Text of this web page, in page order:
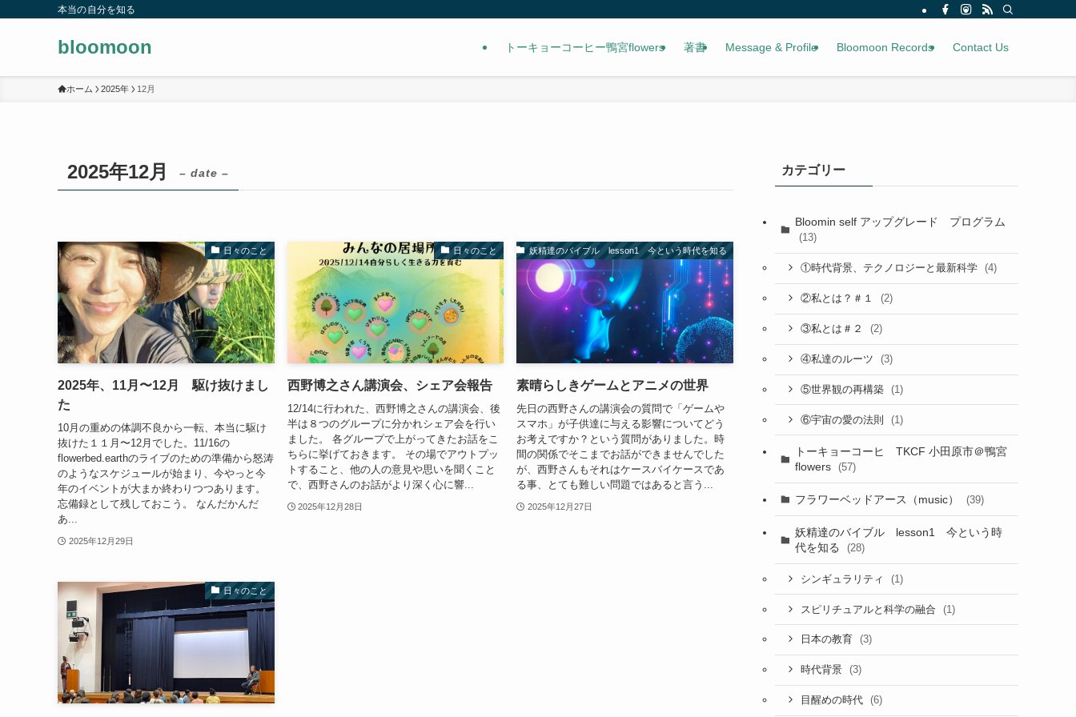
本当の自分を知る
bloomoon トーキョーコーヒー鴨宮flowers 著書 Message & Profile Bloomoon Records Contact Us
ホーム 2025年 12月
2025年12月 – date –
日々のこと
2025年、11月〜12月 駆け抜けまし
た
10月の重めの体調不良から一転、本当に駆け
抜けた１１月〜12月でした。11/16の
flowerbed.earthのライブのための準備から怒涛
のようなスケジュールが始まり、今やっと今
年のイベントが大まか終わりつつあります。
忘備録として残しておこう。 なんだかんだ
あ...
2025年12月29日
日々のこと
西野博之さん講演会、シェア会報告
12/14に行われた、西野博之さんの講演会、後
半は８つのグループに分かれシェア会を行い
ました。 各グループで上がってきたお話をこ
ちらに挙げておきます。 その場でアウトプッ
トすること、他の人の意見や思いを聞くこと
で、西野さんのお話がより深く心に響...
2025年12月28日
妖精達のバイブル lesson1 今という時代を知る
素晴らしきゲームとアニメの世界
先日の西野さんの講演会の質問で「ゲームや
スマホ」が子供達に与える影響についてどう
お考えですか？という質問がありました。時
間の関係でそこまでお話ができませんでした
が、西野さんもそれはケースバイケースであ
る事、とても難しい問題ではあると言う...
2025年12月27日
日々のこと
カテゴリー
Bloomin self アップグレード プログラム
(13)
①時代背景、テクノロジーと最新科学 (4)
②私とは？＃１ (2)
③私とは＃２ (2)
④私達のルーツ (3)
⑤世界観の再構築 (1)
⑥宇宙の愛の法則 (1)
トーキョーコーヒ TKCF 小田原市＠鴨宮
flowers (57)
フラワーベッドアース（music） (39)
妖精達のバイブル lesson1 今という時
代を知る
(28)
シンギュラリティ (1)
スピリチュアルと科学の融合 (1)
日本の教育 (3)
時代背景 (3)
目醒めの時代 (6)